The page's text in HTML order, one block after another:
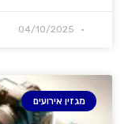
מגזין אירועים